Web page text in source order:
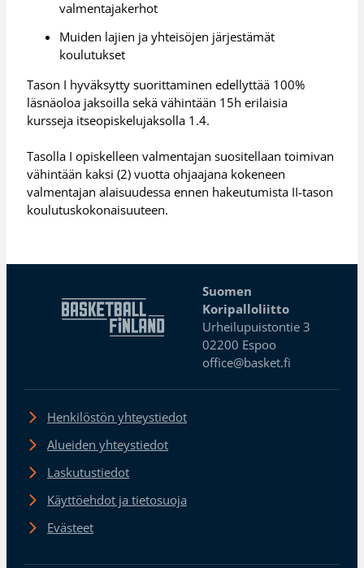
valmentajakerhot
Muiden lajien ja yhteisöjen järjestämät
koulutukset
Tason I hyväksytty suorittaminen edellyttää 100%
läsnäoloa jaksoilla sekä vähintään 15h erilaisia
kursseja itseopiskelujaksolla 1.4.
Tasolla I opiskelleen valmentajan suositellaan toimivan
vähintään kaksi (2) vuotta ohjaajana kokeneen
valmentajan alaisuudessa ennen hakeutumista II-tason
koulutuskokonaisuuteen.
Suomen
Koripalloliitto
Urheilupuistontie 3
02200 Espoo
office@basket.fi
Henkilöstön yhteystiedot
Alueiden yhteystiedot
Laskutustiedot
Käyttöehdot ja tietosuoja
Evästeet